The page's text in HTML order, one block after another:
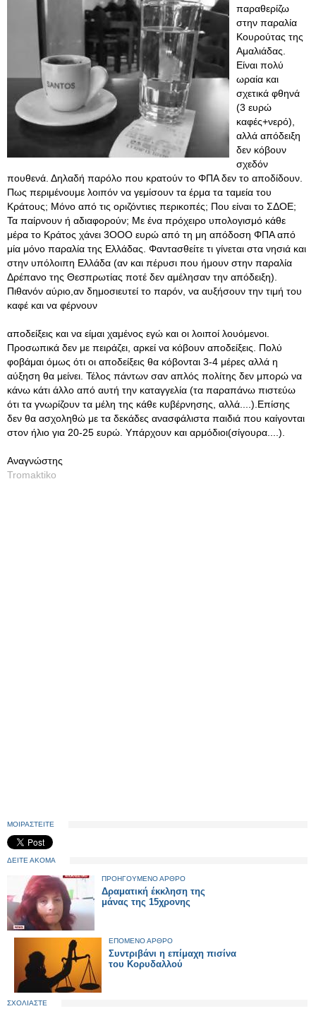
παραθερίζω
στην παραλία
Κουρούτας της
Αμαλιάδας.
Είναι πολύ
ωραία και
σχετικά φθηνά
(3 ευρώ
καφές+νερό),
αλλά απόδειξη
δεν κόβουν
σχεδόν
πουθενά. Δηλαδή παρόλο που κρατούν το ΦΠΑ δεν το αποδίδουν.
Πως περιμένουμε λοιπόν να γεμίσουν τα έρμα τα ταμεία του
Κράτους; Μόνο από τις οριζόντιες περικοπές; Που είναι το ΣΔΟΕ;
Τα παίρνουν ή αδιαφορούν; Με ένα πρόχειρο υπολογισμό κάθε
μέρα το Κράτος χάνει 3ΟΟΟ ευρώ από τη μη απόδοση ΦΠΑ από
μία μόνο παραλία της Ελλάδας. Φαντασθείτε τι γίνεται στα νησιά και
στην υπόλοιπη Ελλάδα (αν και πέρυσι που ήμουν στην παραλία
Δρέπανο της Θεσπρωτίας ποτέ δεν αμέλησαν την απόδειξη).
Πιθανόν αύριο,αν δημοσιευτεί το παρόν, να αυξήσουν την τιμή του
καφέ και να φέρνουν
αποδείξεις και να είμαι χαμένος εγώ και οι λοιποί λουόμενοι.
Προσωπικά δεν με πειράζει, αρκεί να κόβουν αποδείξεις. Πολύ
φοβάμαι όμως ότι οι αποδείξεις θα κόβονται 3-4 μέρες αλλά η
αύξηση θα μείνει. Τέλος πάντων σαν απλός πολίτης δεν μπορώ να
κάνω κάτι άλλο από αυτή την καταγγελία (τα παραπάνω πιστεύω
ότι τα γνωρίζουν τα μέλη της κάθε κυβέρνησης, αλλά....).Επίσης
δεν θα ασχοληθώ με τα δεκάδες ανασφάλιστα παιδιά που καίγονται
στον ήλιο για 20-25 ευρώ. Υπάρχουν και αρμόδιοι(σίγουρα....).
Αναγνώστης
Tromaktiko
ΜΟΙΡΑΣΤΕΙΤΕ
ΔΕΙΤΕ ΑΚΟΜΑ
ΠΡΟΗΓΟΥΜΕΝΟ ΑΡΘΡΟ
Δραματική έκκληση της
μάνας της 15χρονης
ΕΠΟΜΕΝΟ ΑΡΘΡΟ
Συντριβάνι η επίμαχη πισίνα
του Κορυδαλλού
ΣΧΟΛΙΑΣΤΕ